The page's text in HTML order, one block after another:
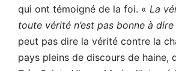
qui ont témoigné de la foi. « La
toute vérité n’est pas bonne à dire
peut pas dire la vérité contre la
pays pleins de discours de haine,